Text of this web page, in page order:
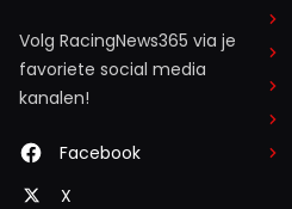
Volg RacingNews365 via je
favoriete social media
kanalen!
Facebook
X